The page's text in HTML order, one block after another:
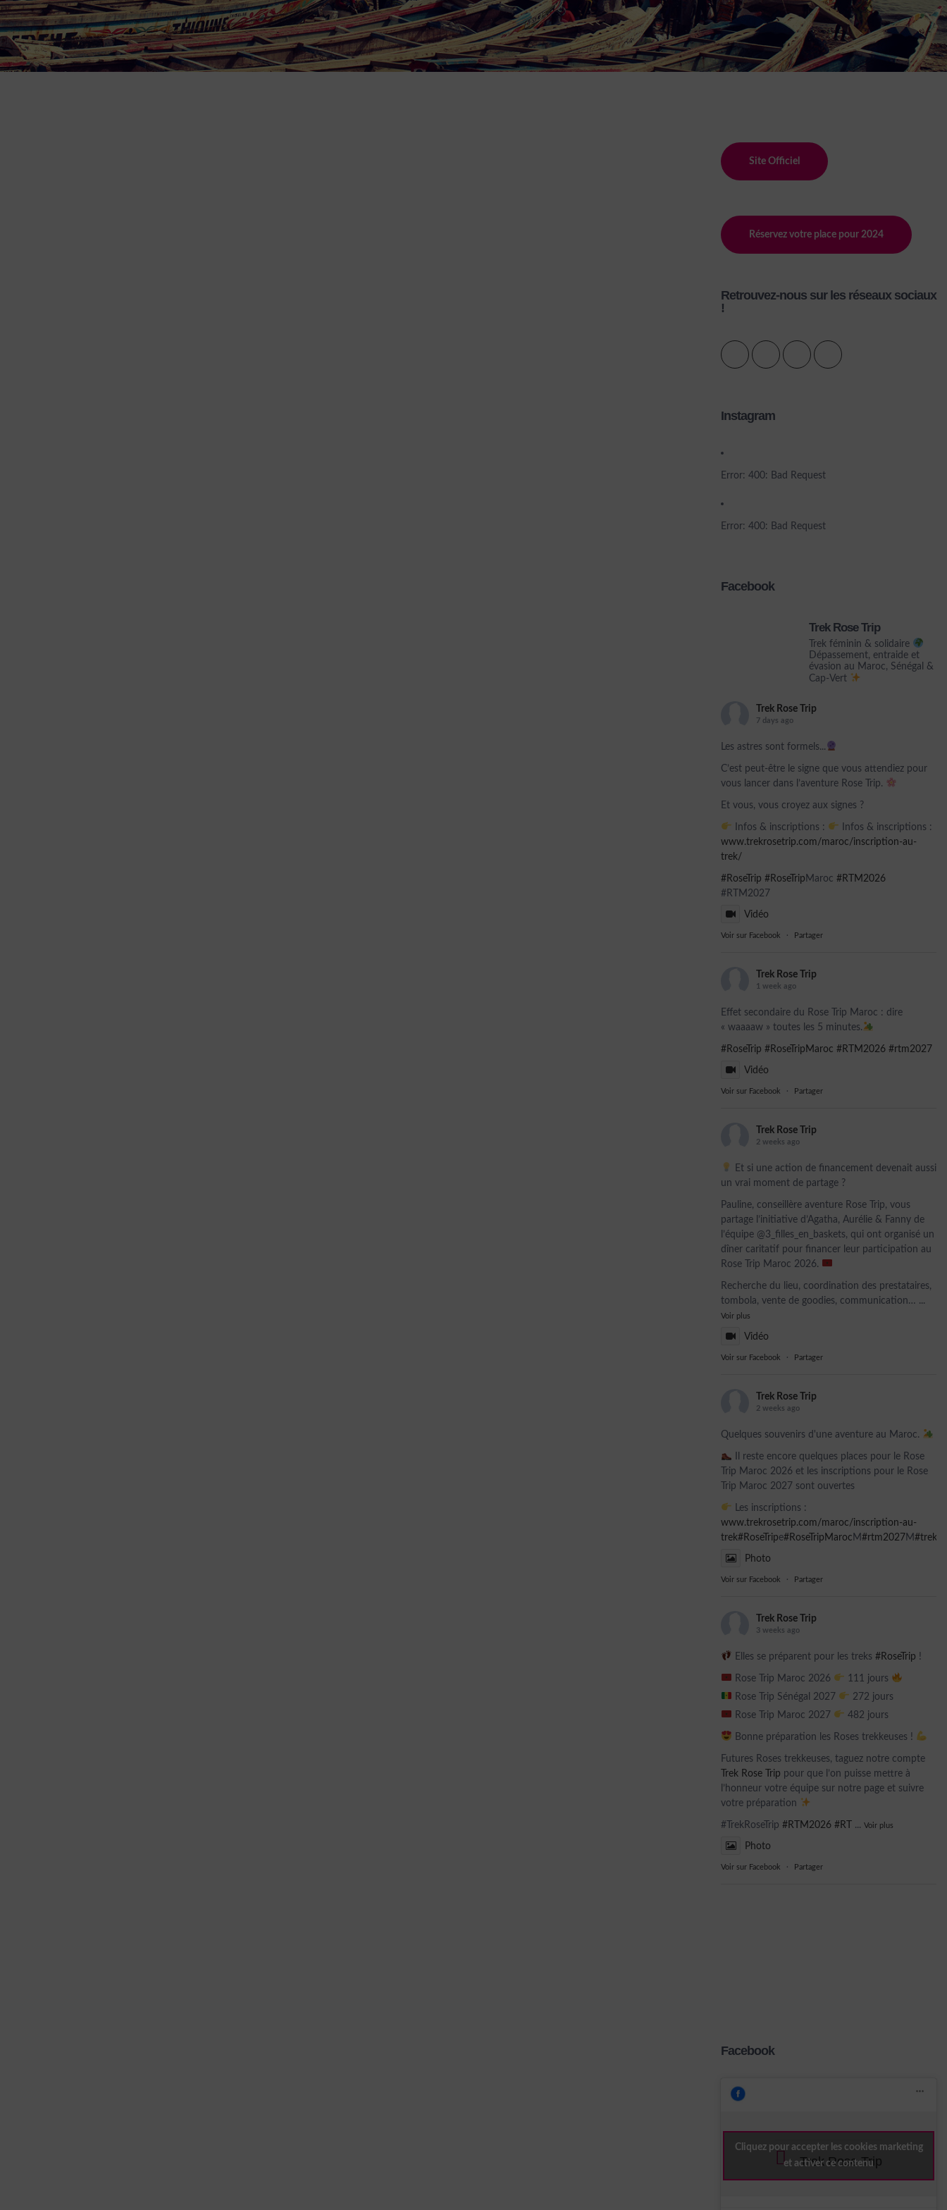
Site Officiel
Réservez votre place pour 2024
Retrouvez-nous sur les réseaux sociaux
!
Instagram
Error: 400: Bad Request
Error: 400: Bad Request
Facebook
Trek Rose Trip
Trek féminin & solidaire
Dépassement, entraide et
évasion au Maroc, Sénégal &
Cap-Vert
Trek Rose Trip
7 days ago
Les astres sont formels...
C’est peut-être le signe que vous attendiez pour
vous lancer dans l’aventure Rose Trip.
Et vous, vous croyez aux signes ?
Infos & inscriptions :
Infos & inscriptions :
www.trekrosetrip.com/maroc/inscription-au-
trek/
#RoseTrip #RoseTrip Maroc #RTM2026
#RTM2027
Vidéo
Voir sur Facebook · Partager
Trek Rose Trip
1 week ago
Effet secondaire du Rose Trip Maroc : dire
« waaaaw » toutes les 5 minutes.
#RoseTrip #RoseTripMaroc #RTM2026 #rtm2027
Vidéo
Voir sur Facebook · Partager
Trek Rose Trip
2 weeks ago
Et si une action de financement devenait aussi
un vrai moment de partage ?
Pauline, conseillère aventure Rose Trip, vous
partage l’initiative d’Agatha, Aurélie & Fanny de
l’équipe @3_filles_en_baskets, qui ont organisé un
dîner caritatif pour financer leur participation au
Rose Trip Maroc 2026.
Recherche du lieu, coordination des prestataires,
tombola, vente de goodies, communication… ...
Voir plus
Vidéo
Voir sur Facebook · Partager
Trek Rose Trip
2 weeks ago
Quelques souvenirs d'une aventure au Maroc.
Il reste encore quelques places pour le Rose
Trip Maroc 2026 et les inscriptions pour le Rose
Trip Maroc 2027 sont ouvertes
Les inscriptions :
www.trekrosetrip.com/maroc/inscription-au-
trek#RoseTripe#RoseTripMaroc M#rtm2027 M
Photo
Voir sur Facebook · Partager
Trek Rose Trip
3 weeks ago
Elles se préparent pour les treks #RoseTrip !
Rose Trip Maroc 2026
111 jours
Rose Trip Sénégal 2027
272 jours
Rose Trip Maroc 2027
482 jours
Bonne préparation les Roses trekkeuses !
Futures Roses trekkeuses, taguez notre compte
Trek Rose Trip pour que l’on puisse mettre à
l’honneur votre équipe sur notre page et suivre
votre préparation
#TrekRoseTrip #RTM2026 #RT ... Voir plus
Photo
Voir sur Facebook · Partager
Facebook
Trek Rose Trip
Cliquez pour accepter les cookies marketing
et activer ce contenu